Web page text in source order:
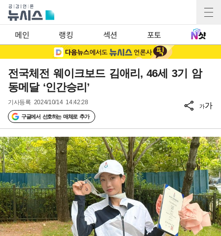
메인 랭킹 섹션 포토
전국체전 웨이크보드 김애리, 46세 3기 암
동메달 ‘인간승리’
기사등록 2024/10/14 14:42:28
구글에서 선호하는 매체로 추가
가가